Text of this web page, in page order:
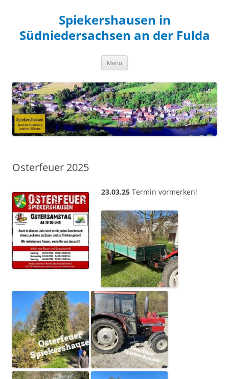
Spiekershausen in
Südniedersachsen an der Fulda
Menü
Osterfeuer 2025
23.03.25 Termin vormerken!